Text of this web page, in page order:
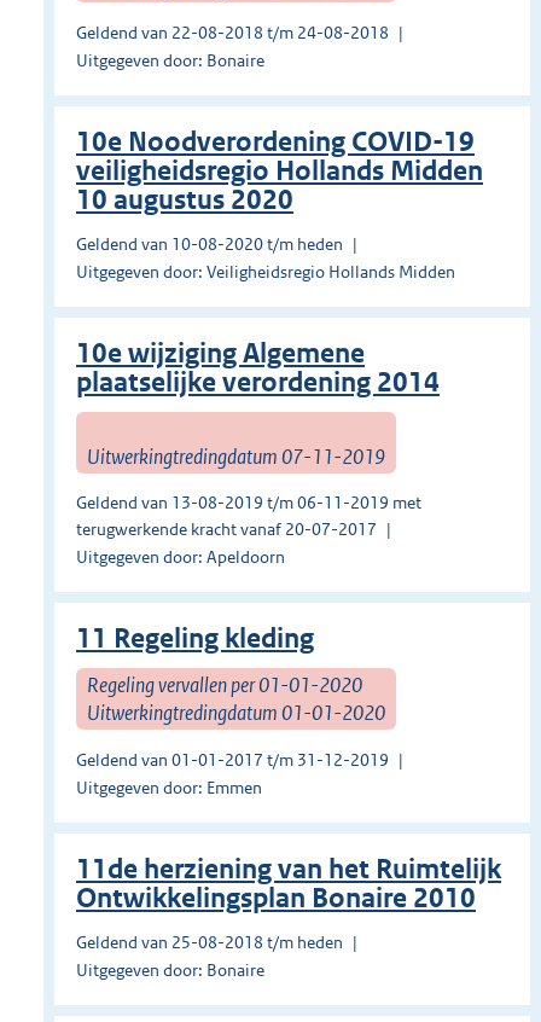
Geldend van 22-08-2018 t/m 24-08-2018
Uitgegeven door: Bonaire
10e Noodverordening COVID-19
veiligheidsregio Hollands Midden
10 augustus 2020
Geldend van 10-08-2020 t/m heden
Uitgegeven door: Veiligheidsregio Hollands Midden
10e wijziging Algemene
plaatselijke verordening 2014
Uitwerkingtredingdatum 07-11-2019
Geldend van 13-08-2019 t/m 06-11-2019 met
terugwerkende kracht vanaf 20-07-2017
Uitgegeven door: Apeldoorn
11 Regeling kleding
Regeling vervallen per 01-01-2020
Uitwerkingtredingdatum 01-01-2020
Geldend van 01-01-2017 t/m 31-12-2019
Uitgegeven door: Emmen
11de herziening van het Ruimtelijk
Ontwikkelingsplan Bonaire 2010
Geldend van 25-08-2018 t/m heden
Uitgegeven door: Bonaire